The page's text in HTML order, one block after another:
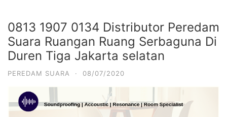
0813 1907 0134 Distributor Peredam
Suara Ruangan Ruang Serbaguna Di
Duren Tiga Jakarta selatan
PEREDAM SUARA · 08/07/2020